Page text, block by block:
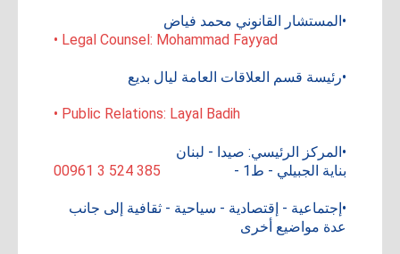
•المستشار القانوني محمد فياض
• Legal Counsel: Mohammad Fayyad
•رئيسة قسم العلاقات العامة ليال بديع
• Public Relations: Layal Badih
•المركز الرئيسي: صيدا - لبنان
بناية الجبيلي - ط1 -
00961 3 524 385
•إجتماعية - إقتصادية - سياحية - ثقافية إلى جانب
عدة مواضيع أخرى